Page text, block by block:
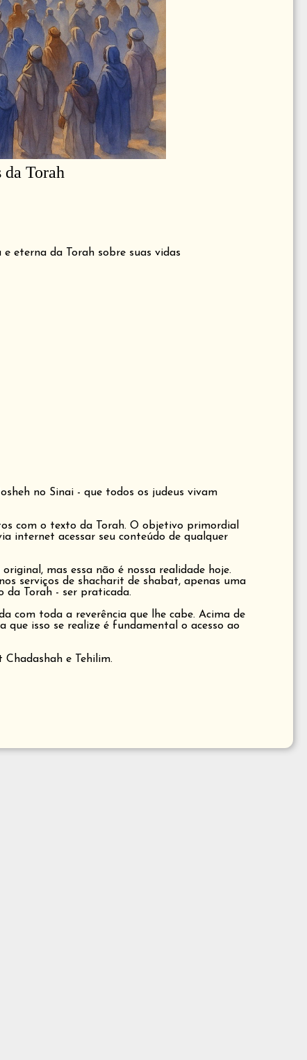
da Torah
eterna da Torah sobre suas vidas
no Sinai - que todos os judeus vivam
com o texto da Torah. O objetivo primordial
internet acessar seu conteúdo de qualquer
mas essa não é nossa realidade hoje.
serviços de shacharit de shabat, apenas uma
da Torah - ser praticada.
com toda a reverência que lhe cabe. Acima de
que isso se realize é fundamental o acesso ao
e Tehilim.